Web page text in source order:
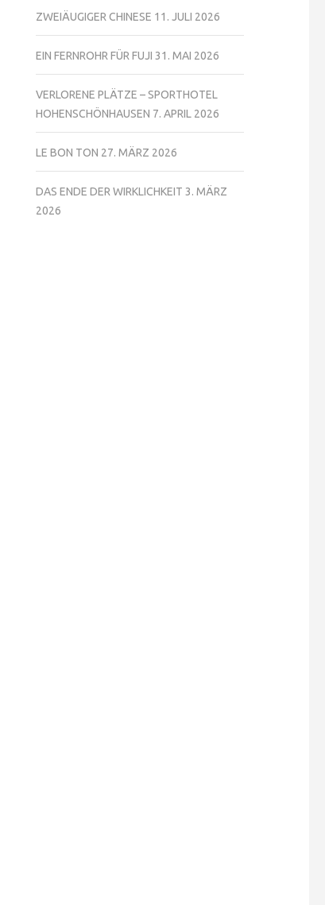
ZWEIÄUGIGER CHINESE 11. JULI 2026
EIN FERNROHR FÜR FUJI 31. MAI 2026
VERLORENE PLÄTZE – SPORTHOTEL
HOHENSCHÖNHAUSEN 7. APRIL 2026
LE BON TON 27. MÄRZ 2026
DAS ENDE DER WIRKLICHKEIT 3. MÄRZ
2026